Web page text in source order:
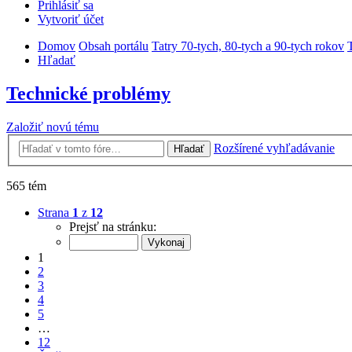
Prihlásiť sa
Vytvoriť účet
Domov Obsah portálu Tatry 70-tych, 80-tych a 90-tych rokov
Hľadať
Technické problémy
Založiť novú tému
Hľadať Rozšírené vyhľadávanie
565 tém
Strana 1 z 12
Prejsť na stránku:
1
2
3
4
5
…
12